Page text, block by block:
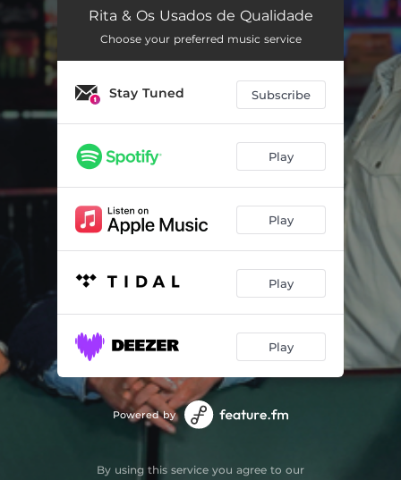
Malhas Caídas 05:05
Só Penso Nisso 02:54
03:49
Há Dias em Que Mais Vale 03:40
Balada do Cansaço 03:18
Felicidade
Rita & Os Usados de Qualidade
Choose your preferred music service
Stay Tuned Subscribe
Play
Play
Play
Play
Powered by
By using this service you agree to our